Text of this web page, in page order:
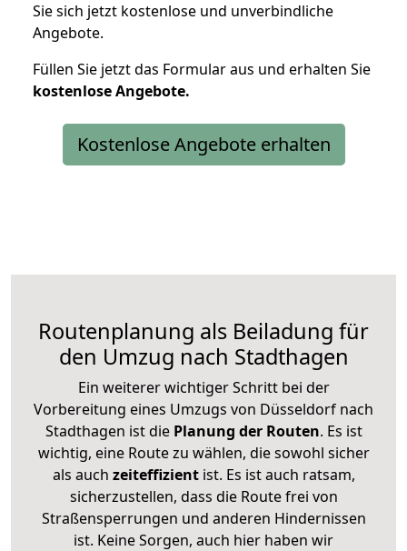
Sie sich jetzt kostenlose und unverbindliche
Angebote.
Füllen Sie jetzt das Formular aus und erhalten Sie
kostenloseAngebote.
Kostenlose Angebote erhalten
Routenplanung als Beiladung für
den Umzug nach Stadthagen
Ein weiterer wichtiger Schritt bei der
Vorbereitung eines Umzugs von Düsseldorf nach
Stadthagen ist diePlanung der Routen. Es ist
wichtig, eine Route zu wählen, die sowohl sicher
als auch zeiteffizientist. Es ist auch ratsam,
sicherzustellen, dass die Route frei von
Straßensperrungen und anderen Hindernissen
ist. Keine Sorgen, auch hier haben wir